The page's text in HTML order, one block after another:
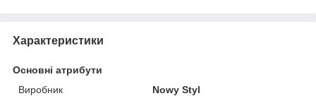
Характеристики
Основні атрибути
Виробник
Nowy Styl